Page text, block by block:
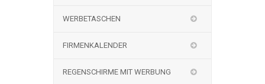
WERBETASCHEN
FIRMENKALENDER
REGENSCHIRME MIT WERBUNG